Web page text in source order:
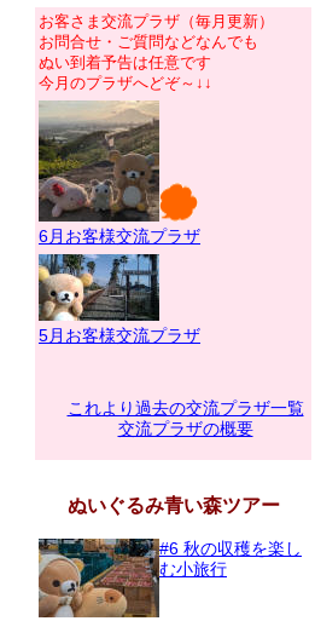
お客さま交流プラザ（毎月更新）
お問合せ・ご質問などなんでも
ぬい到着予告は任意です
今月のプラザへどぞ～↓↓
6月お客様交流プラザ
5月お客様交流プラザ
これより過去の交流プラザ一覧
交流プラザの概要
ぬいぐるみ青い森ツアー
#6 秋の収穫を楽し
む小旅行